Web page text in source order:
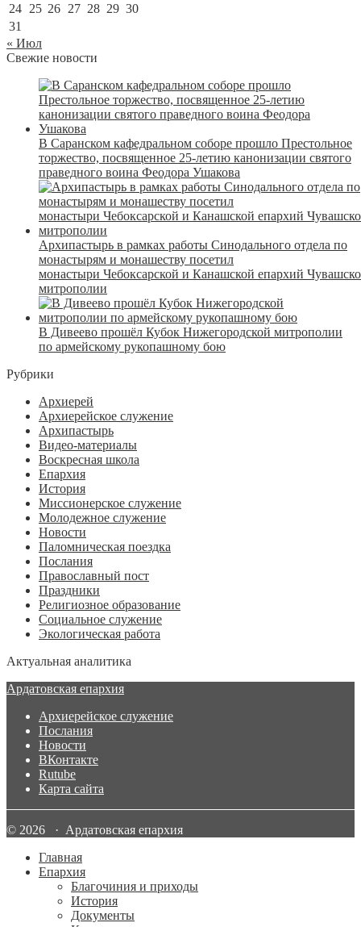
24 25 26 27 28 29 30
31
« Июл
Свежие новости
В Саранском кафедральном соборе прошло Престольное
торжество, посвященное 25-летию канонизации святого
праведного воина Феодора Ушакова
Архипастырь в рамках работы Синодального отдела по
монастырям и монашеству посетил
монастыри Чебоксарской и Канашской епархий
митрополии
В Дивеево прошёл Кубок Нижегородской митрополии
по армейскому рукопашному бою
Рубрики
Архиерей
Архиерейское служение
Архипастырь
Видео-материалы
Воскресная школа
Епархия
История
Миссионерское служение
Молодежное служение
Новости
Паломническая поездка
Послания
Православный пост
Праздники
Религиозное образование
Социальное служение
Экологическая работа
Актуальная аналитика
Ардатовская епархия
Архиерейское служение
Послания
Новости
ВКонтакте
Rutube
Карта сайта
© 2026 · Ардатовская епархия
Главная
Епархия
Благочиния и приходы
История
Документы